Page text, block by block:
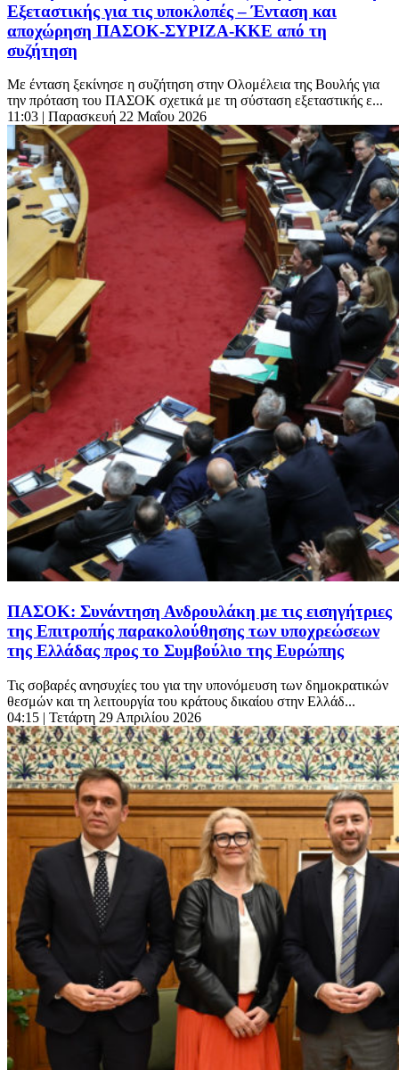
Εξεταστικής για τις υποκλοπές – Ένταση και
αποχώρηση ΠΑΣΟΚ-ΣΥΡΙΖΑ-ΚΚΕ από τη
συζήτηση
Με ένταση ξεκίνησε η συζήτηση στην Ολομέλεια της Βουλής για
την πρόταση του ΠΑΣΟΚ σχετικά με τη σύσταση εξεταστικής ε...
11:03 | Παρασκευή 22 Μαΐου 2026
ΠΑΣΟΚ: Συνάντηση Ανδρουλάκη με τις εισηγήτριες
της Επιτροπής παρακολούθησης των υποχρεώσεων
της Ελλάδας προς το Συμβούλιο της Ευρώπης
Τις σοβαρές ανησυχίες του για την υπονόμευση των δημοκρατικών
θεσμών και τη λειτουργία του κράτους δικαίου στην Ελλάδ...
04:15 | Τετάρτη 29 Απριλίου 2026